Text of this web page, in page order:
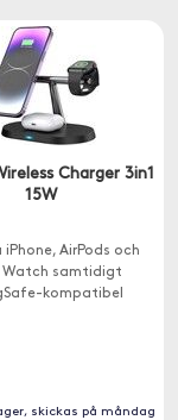
Charger 3in1
15W
AirPods och
Watch samtidigt
kompatibel
skickas på måndag